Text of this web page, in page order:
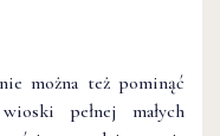
można też pominąć
pełnej małych